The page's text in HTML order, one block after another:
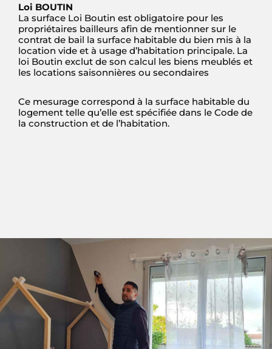
Loi BOUTIN
La surface Loi Boutin est obligatoire pour les
propriétaires bailleurs afin de mentionner sur le
contrat de bail la surface habitable du bien mis à la
location vide et à usage d’habitation principale. La
loi Boutin exclut de son calcul les biens meublés et
les locations saisonnières ou secondaires
Ce mesurage correspond à la surface habitable du
logement telle qu’elle est spécifiée dans le Code de
la construction et de l’habitation.